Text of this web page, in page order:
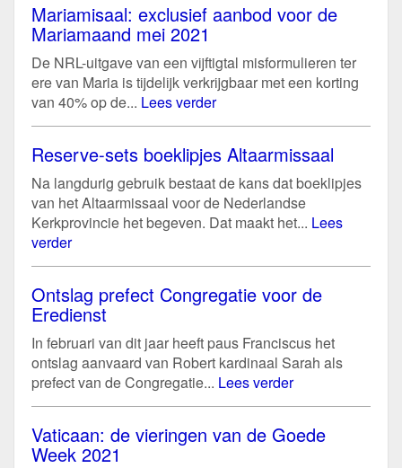
Mariamisaal: exclusief aanbod voor de
Mariamaand mei 2021
De NRL-uitgave van een vijftigtal misformulieren ter
ere van Maria is tijdelijk verkrijgbaar met een korting
van 40% op de... Lees verder
Reserve-sets boeklipjes Altaarmissaal
Na langdurig gebruik bestaat de kans dat boeklipjes
van het Altaarmissaal voor de Nederlandse
Kerkprovincie het begeven. Dat maakt het... Lees
verder
Ontslag prefect Congregatie voor de
Eredienst
In februari van dit jaar heeft paus Franciscus het
ontslag aanvaard van Robert kardinaal Sarah als
prefect van de Congregatie... Lees verder
Vaticaan: de vieringen van de Goede
Week 2021